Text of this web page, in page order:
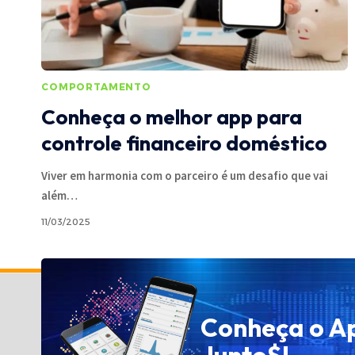
COMPORTAMENTO
Conheça o melhor app para
controle financeiro doméstico
Viver em harmonia com o parceiro é um desafio que vai
além…
11/03/2025
Política de Privacidade
Conheça o